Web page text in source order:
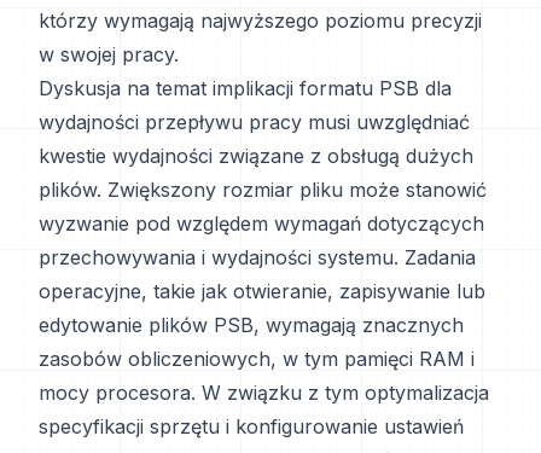
którzy wymagają najwyższego poziomu precyzji
w swojej pracy.
Dyskusja na temat implikacji formatu PSB dla
wydajności przepływu pracy musi uwzględniać
kwestie wydajności związane z obsługą dużych
plików. Zwiększony rozmiar pliku może stanowić
wyzwanie pod względem wymagań dotyczących
przechowywania i wydajności systemu. Zadania
operacyjne, takie jak otwieranie, zapisywanie lub
edytowanie plików PSB, wymagają znacznych
zasobów obliczeniowych, w tym pamięci RAM i
mocy procesora. W związku z tym optymalizacja
specyfikacji sprzętu i konfigurowanie ustawień